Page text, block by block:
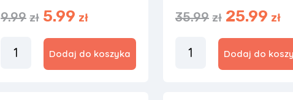
9.99 zł 5.99 zł
Dodaj do koszyka
35.99 zł 25.99 zł
Dodaj do